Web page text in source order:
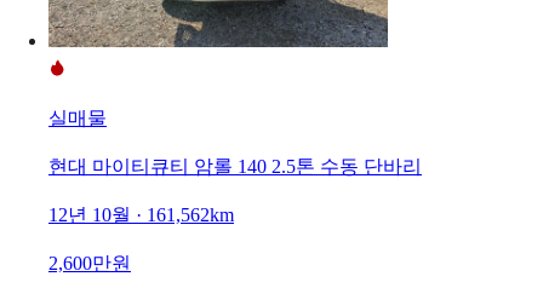
실매물
현대 마이티큐티 암롤 140 2.5톤 수동 단바리
12년 10월 · 161,562km
2,600만원